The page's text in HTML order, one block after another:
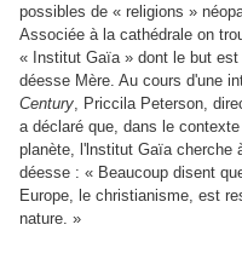
possibles de « religions »
Associée à la cathédrale on
« Institut Gaïa » dont le but
déesse Mère. Au cours d'une
Century, Priccila Peterson,
a déclaré que, dans le
planète, l'lnstitut Gaïa cherche
déesse : « Beaucoup disent
Europe, le christianisme, est
nature. »